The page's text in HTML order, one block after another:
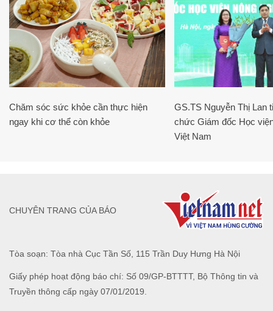
Chăm sóc sức khỏe cần thực hiện
ngay khi cơ thể còn khỏe
GS.TS Nguyễn Thị Lan
chức Giám đốc Học
Việt Nam
Tòa soạn: Tòa nhà Cục Tần Số, 115 Trần Duy Hưng Hà Nội
Giấy phép hoạt động báo chí: Số 09/GP-BTTTT, Bộ Thông tin và
Truyền thông cấp ngày 07/01/2019.
CHUYÊN TRANG CỦA BÁO